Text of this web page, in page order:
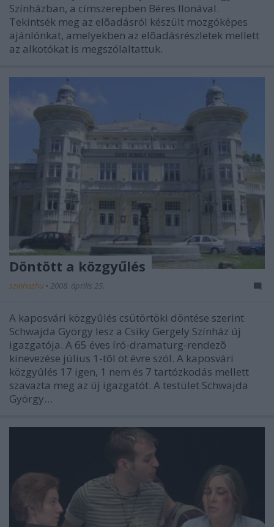
Színházban, a címszerepben Béres Ilonával.
Tekintsék meg az elõadásról készült mozgóképes
ajánlónkat, amelyekben az elõadásrészletek mellett
az alkotókat is megszólaltattuk.
Döntött a közgyűlés
szinhazhu • 2008. április 25.
A kaposvári közgyûlés csütörtöki döntése szerint
Schwajda György lesz a Csiky Gergely Színház új
igazgatója. A 65 éves író-dramaturg-rendezõ
kinevezése július 1-tõl öt évre szól. A kaposvári
közgyûlés 17 igen, 1 nem és 7 tartózkodás mellett
szavazta meg az új igazgatót. A testület Schwajda
György…